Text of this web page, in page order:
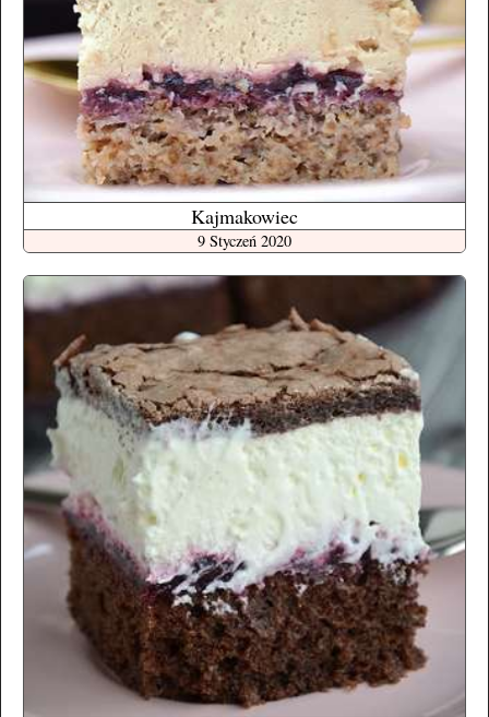
Kajmakowiec
9 Styczeń 2020